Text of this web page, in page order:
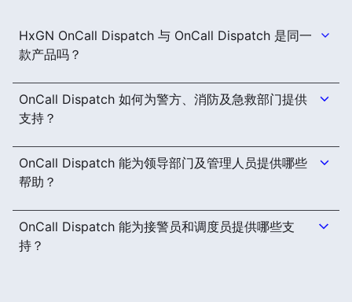
HxGN OnCall Dispatch 与 OnCall Dispatch 是同一
款产品吗？
OnCall Dispatch 如何为警方、消防及急救部门提供
支持？
OnCall Dispatch 能为领导部门及管理人员提供哪些
帮助？
OnCall Dispatch 能为接警员和调度员提供哪些支
持？